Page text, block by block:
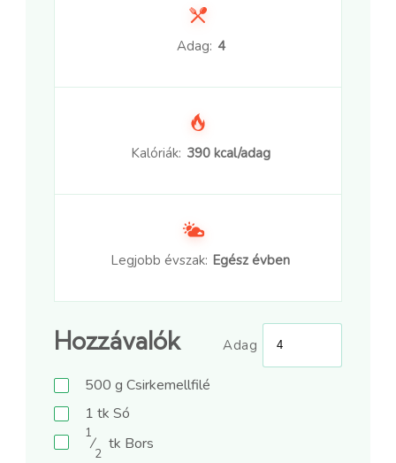
Adag: 4
Kalóriák: 390 kcal/adag
Legjobb évszak: Egész évben
Hozzávalók Adag
500 g Csirkemellfilé
1 tk Só
1
⁄
2
tk Bors